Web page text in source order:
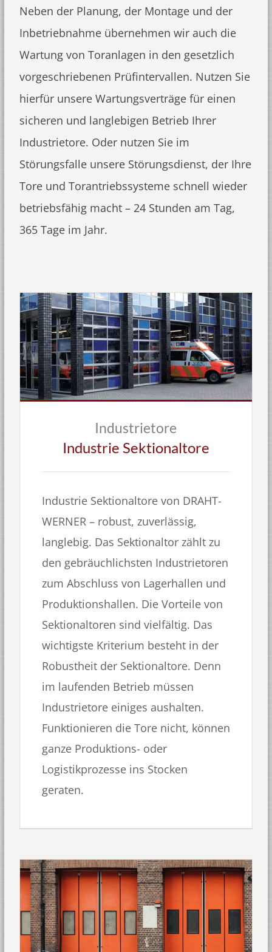
Neben der Planung, der Montage und der
Inbetriebnahme übernehmen wir auch die
Wartung von Toranlagen in den gesetzlich
vorgeschriebenen Prüfintervallen. Nutzen Sie
hierfür unsere Wartungsverträge für einen
sicheren und langlebigen Betrieb Ihrer
Industrietore. Oder nutzen Sie im
Störungsfalle unsere Störungsdienst, der Ihre
Tore und Torantriebssysteme schnell wieder
betriebsfähig macht – 24 Stunden am Tag,
365 Tage im Jahr.
Industrietore
Industrie Sektionaltore
Industrie Sektionaltore von DRAHT-
WERNER – robust, zuverlässig,
langlebig. Das Sektionaltor zählt zu
den gebräuchlichsten Industrietoren
zum Abschluss von Lagerhallen und
Produktionshallen. Die Vorteile von
Sektionaltoren sind vielfältig. Das
wichtigste Kriterium besteht in der
Robustheit der Sektionaltore. Denn
im laufenden Betrieb müssen
Industrietore einiges aushalten.
Funktionieren die Tore nicht, können
ganze Produktions- oder
Logistikprozesse ins Stocken
geraten.